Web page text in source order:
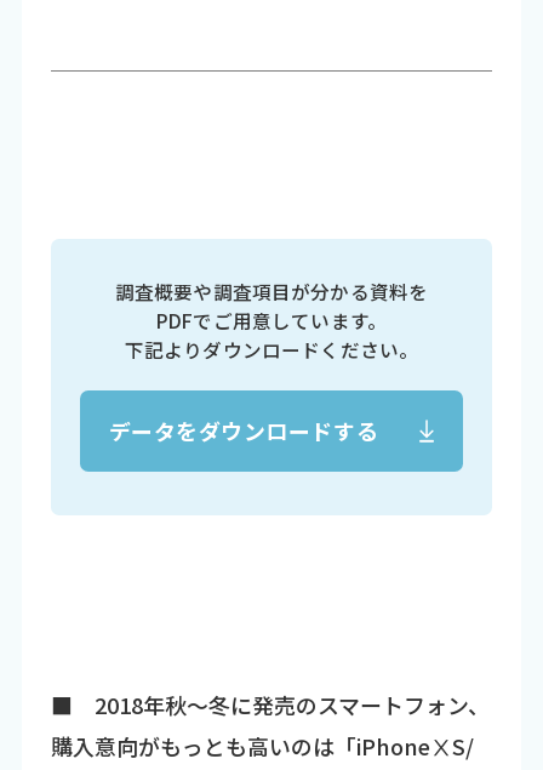
調査概要や調査項目が分かる資料を
PDFでご用意しています。
下記よりダウンロードください。
データをダウンロードする
■ 2018年秋～冬に発売のスマートフォン、
購入意向がもっとも高いのは「iPhoneⅩS/